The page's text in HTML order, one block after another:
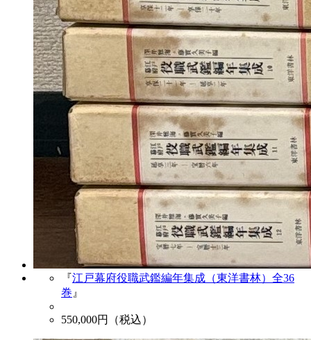
『江戸幕府役職武鑑編年集成（東洋書林）全36
巻 』
550,000円（税込）